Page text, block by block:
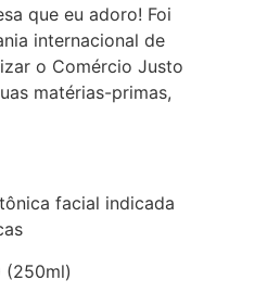
que eu adoro! Foi
internacional de
o Comércio Justo
matérias-primas,
facial indicada
(250ml)